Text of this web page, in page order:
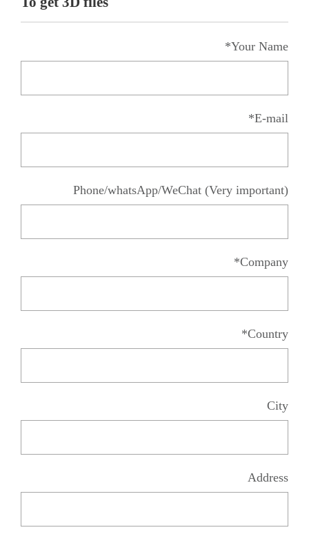
Your Name*
E-mail*
Phone/whatsApp/WeChat (Very important)
Company*
Country*
City
Address